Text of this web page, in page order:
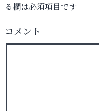
る欄は必須項目です
コメント